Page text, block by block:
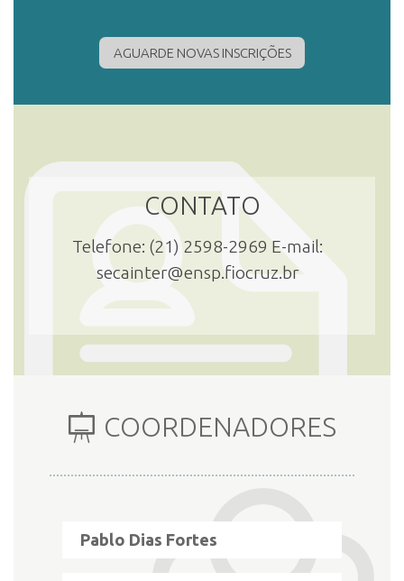
DOCUMENTOS
INSCRIÇÃO E SELEÇÃO
CONTATO
AGUARDE NOVAS INSCRIÇÕES
CONTATO
Telefone: (21) 2598-2969 E-mail:
secainter@ensp.fiocruz.br
COORDENADORES
Pablo Dias Fortes